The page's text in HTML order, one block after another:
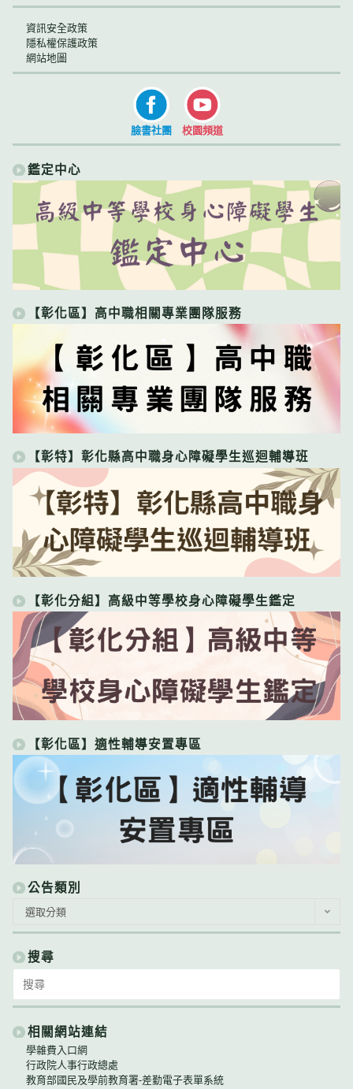
資訊安全政策
隱私權保護政策
網站地圖
臉書社團 校園頻道
鑑定中心
【彰化區】高中職相關專業團隊服務
【彰特】彰化縣高中職身心障礙學生巡迴輔導班
【彰化分組】高級中等學校身心障礙學生鑑定
【彰化區】適性輔導安置專區
公告類別
類
別
選取分類
搜尋
for:
相關網站連結
學雜費入口網
行政院人事行政總處
教育部國民及學前教育署-差勤電子表單系統